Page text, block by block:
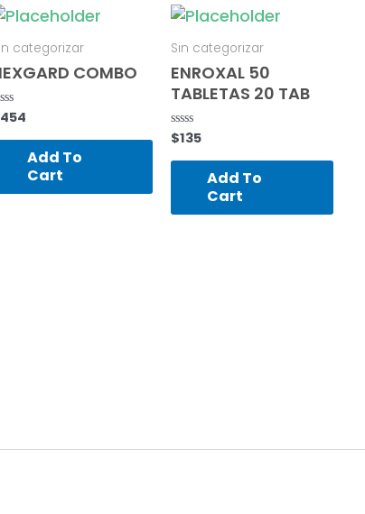
categorizar
COMBO
454
Add To
Cart
Sin categorizar
ENROXAL 50
TABLETAS 20 TAB
Rated
0
out
$135
Add To
Cart